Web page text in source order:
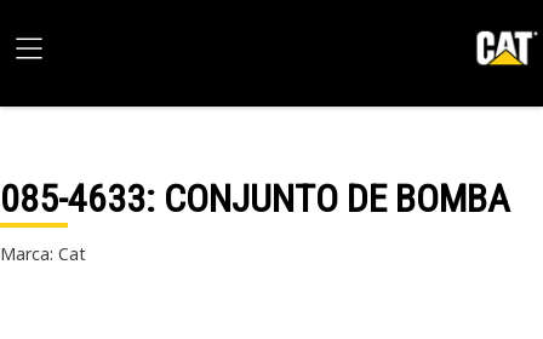
085-4633: CONJUNTO DE BOMBA
Marca: Cat